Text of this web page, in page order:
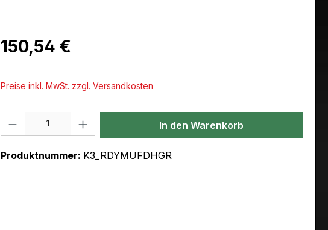
Regulärer Preis:
150,54 €
Preise inkl. MwSt. zzgl. Versandkosten
Produkt Anzahl: Gib den gewünschten Wert ein oder benutze die Schaltflächen
In den Warenkorb
Produktnummer: K3_RDYMUFDHGR